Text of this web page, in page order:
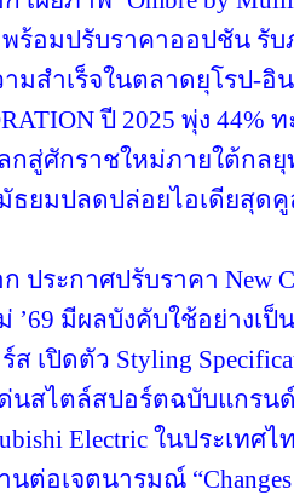
ร้อมปรับราคาออปชัน รั
มสำเร็จในตลาดยุโรป-อิ
ปี 2025 พุ่ง
กสู่ศักราชใหม่ภายใต้กลยุ
ยมปลดปล่อยไอเดียสุดคู
ประกาศปรับราคา New
’69 มีผลบังคับใช้อย่างเป็
ส เปิดตัว Styling
นสไตล์สปอร์ตฉบับแกรนด์
Electric ในประเทศ
ต่อเจตนารมณ์